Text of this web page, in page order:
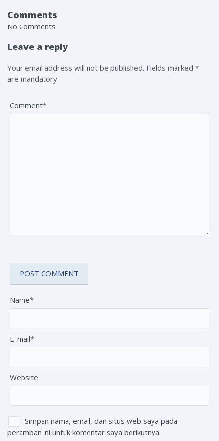
Comments
No Comments
Leave a reply
Your email address will not be published. Fields marked *
are mandatory.
Comment*
Name*
E-mail*
Website
Simpan nama, email, dan situs web saya pada
peramban ini untuk komentar saya berikutnya.